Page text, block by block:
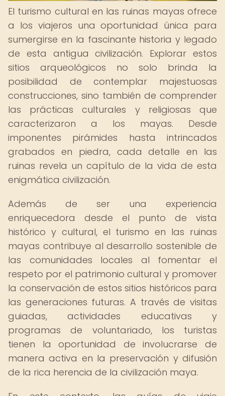
El turismo cultural en las ruinas mayas ofrece
a los viajeros una oportunidad única para
sumergirse en la fascinante historia y legado
de esta antigua civilización. Explorar estos
sitios arqueológicos no solo brinda la
posibilidad de contemplar majestuosas
construcciones, sino también de comprender
las prácticas culturales y religiosas que
caracterizaron a los mayas. Desde
imponentes pirámides hasta intrincados
grabados en piedra, cada detalle en las
ruinas revela un capítulo de la vida de esta
enigmática civilización.
Además de ser una experiencia
enriquecedora desde el punto de vista
histórico y cultural, el turismo en las ruinas
mayas contribuye al desarrollo sostenible de
las comunidades locales al fomentar el
respeto por el patrimonio cultural y promover
la conservación de estos sitios históricos para
las generaciones futuras. A través de visitas
guiadas, actividades educativas y
programas de voluntariado, los turistas
tienen la oportunidad de involucrarse de
manera activa en la preservación y difusión
de la rica herencia de la civilización maya.